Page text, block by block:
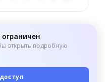
открыть подробную